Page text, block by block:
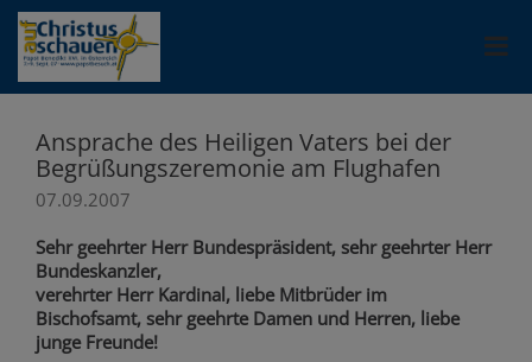
Ansprache des Heiligen Vaters bei der
Begrüßungszeremonie am Flughafen
07.09.2007
Sehr geehrter Herr Bundespräsident, sehr geehrter Herr
Bundeskanzler,
verehrter Herr Kardinal, liebe Mitbrüder im
Bischofsamt, sehr geehrte Damen und Herren, liebe
junge Freunde!